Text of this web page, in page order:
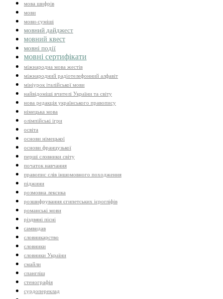
мова шифрів
мови
мови-суміші
мовний дайджест
мовний квест
мовні події
мовні сертифікати
міжнародна мова жестів
міжнародний радіотелефонний алфавіт
мініурок італійської мови
найвідоміші вчителі України та світу
нова редакція українського правопису
німецька мова
олімпійські ігри
освіта
основи німецької
основи французької
перші словники світу
початок навчання
правопис слів іншомовного походження
піджини
розмовна лексика
розшифрування єгипетських ієрогліфів
романські мови
різдвяні пісні
самвидав
словникарство
словники
словники України
смайли
спангліш
стенографія
сурдопереклад